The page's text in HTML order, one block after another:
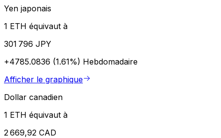
Yen japonais
1 ETH équivaut à
301 796 JPY
+4785.0836 (1.61%) Hebdomadaire
Afficher le graphique
Dollar canadien
1 ETH équivaut à
2 669,92 CAD